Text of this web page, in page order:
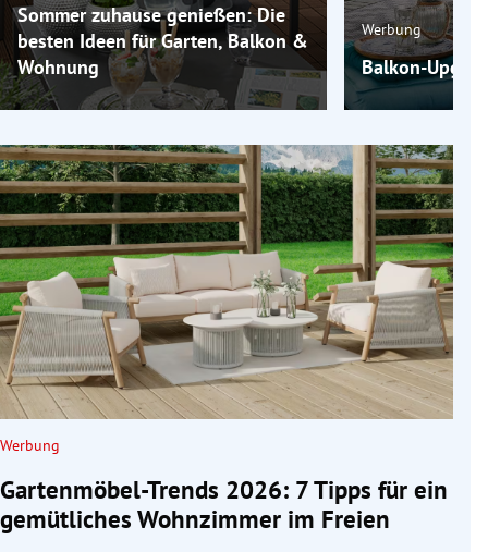
Sommer zuhause genießen: Die
besten Ideen für Garten, Balkon &
Wohnung
Werbung
Balkon-
Werbung
Gartenmöbel-Trends 2026: 7 Tipps für ein
gemütliches Wohnzimmer im Freien